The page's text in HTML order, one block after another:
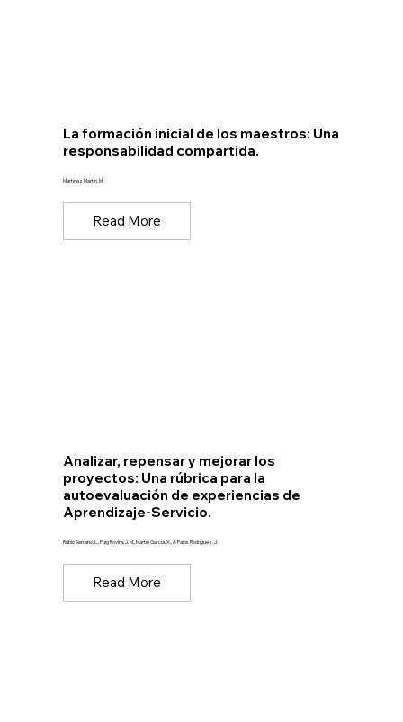
La formación inicial de los maestros: Una
responsabilidad compartida.
Martínez Martín, M.
Read More
Analizar, repensar y mejorar los
proyectos: Una rúbrica para la
autoevaluación de experiencias de
Aprendizaje-Servicio.
Rubio Serrano, L., Puig Rovira, J. M., Martín García, X., & Palos Rodríguez, J.
Read More